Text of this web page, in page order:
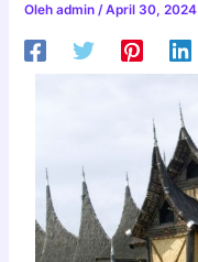
Olehadmin /April 30, 2024